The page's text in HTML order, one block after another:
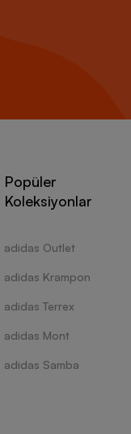
Popüler
Koleksiyonlar
adidas Outlet
adidas Krampon
adidas Terrex
adidas Mont
adidas Samba